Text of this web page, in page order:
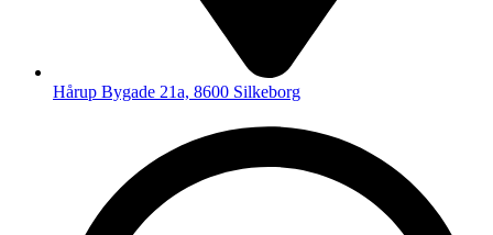
Hårup Bygade 21a, 8600 Silkeborg